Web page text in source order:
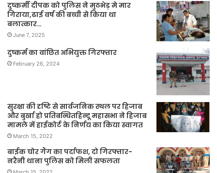
दुष्कर्मी दीपक को पुलिस ने मुठभेड़ मे मार
गिराया,ढाई वर्ष की बच्ची से किया था
बलात्कार…
June 7, 2025
दुष्कर्म का वांछित अभियुक्त गिरफ्तार
February 26, 2024
सुरक्षा की दृष्टि से सार्वजनिक स्थल पर हिजाब
और बुर्खा हो प्रतिबन्धितहिन्दू महासभा ने हिजाब
मामले में हाईकोर्ट के निर्णय का किया स्वागत
March 15, 2022
बाईक चोर गैंग का पर्दाफश, दो गिरफ्तार-
नरैनी थाना पुलिस को मिली सफलता